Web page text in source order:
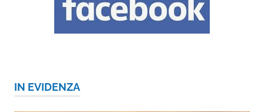
IN EVIDENZA